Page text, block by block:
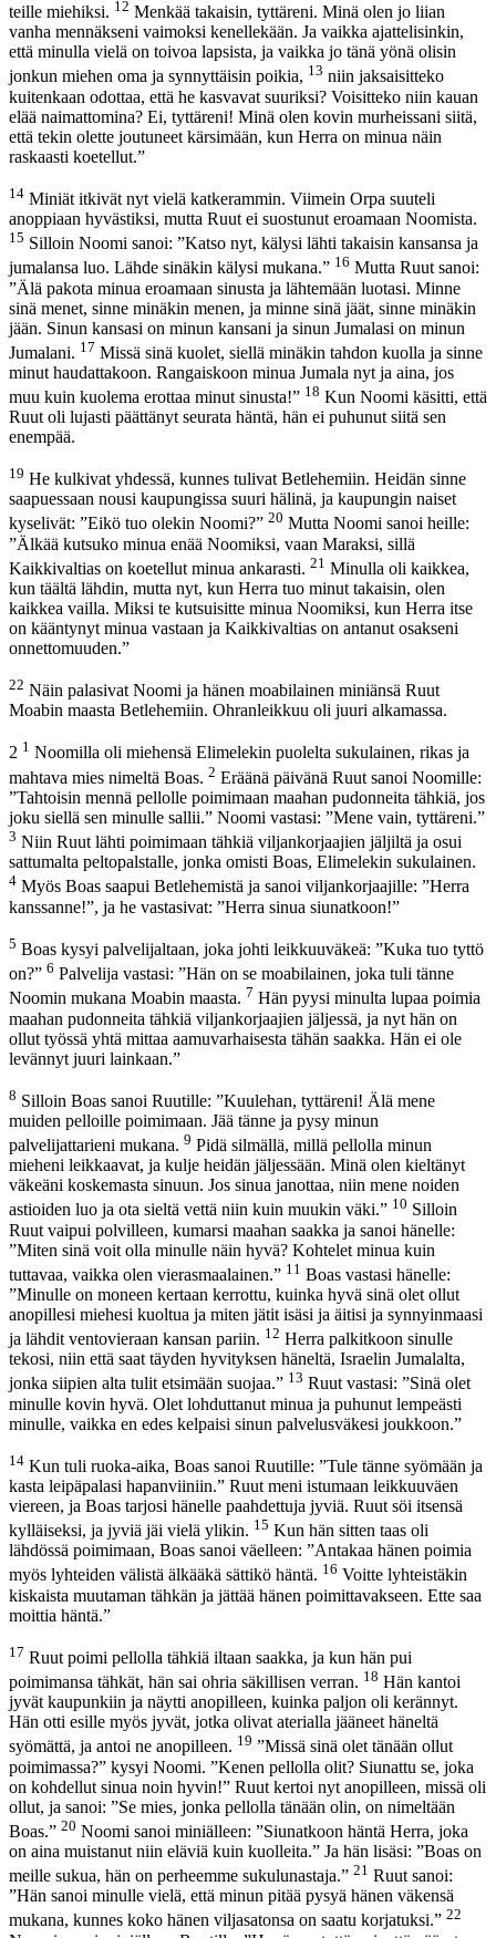
teille miehiksi. 12 Menkää takaisin, tyttäreni. Minä olen jo liian
vanha mennäkseni vaimoksi kenellekään. Ja vaikka ajattelisinkin,
että minulla vielä on toivoa lapsista, ja vaikka jo tänä yönä olisin
jonkun miehen oma ja synnyttäisin poikia, 13 niin jaksaisitteko
kuitenkaan odottaa, että he kasvavat suuriksi? Voisitteko niin kauan
elää naimattomina? Ei, tyttäreni! Minä olen kovin murheissani siitä,
että tekin olette joutuneet kärsimään, kun Herra on minua näin
raskaasti koetellut.”
14 Miniät itkivät nyt vielä katkerammin. Viimein Orpa suuteli
anoppiaan hyvästiksi, mutta Ruut ei suostunut eroamaan Noomista.
15 Silloin Noomi sanoi: ”Katso nyt, kälysi lähti takaisin kansansa ja
jumalansa luo. Lähde sinäkin kälysi mukana.” 16 Mutta Ruut sanoi:
”Älä pakota minua eroamaan sinusta ja lähtemään luotasi. Minne
sinä menet, sinne minäkin menen, ja minne sinä jäät, sinne minäkin
jään. Sinun kansasi on minun kansani ja sinun Jumalasi on minun
Jumalani. 17 Missä sinä kuolet, siellä minäkin tahdon kuolla ja sinne
minut haudattakoon. Rangaiskoon minua Jumala nyt ja aina, jos
muu kuin kuolema erottaa minut sinusta!” 18 Kun Noomi käsitti, että
Ruut oli lujasti päättänyt seurata häntä, hän ei puhunut siitä sen
enempää.
19 He kulkivat yhdessä, kunnes tulivat Betlehemiin. Heidän sinne
saapuessaan nousi kaupungissa suuri hälinä, ja kaupungin naiset
kyselivät: ”Eikö tuo olekin Noomi?” 20 Mutta Noomi sanoi heille:
”Älkää kutsuko minua enää Noomiksi, vaan Maraksi, sillä
Kaikkivaltias on koetellut minua ankarasti. 21 Minulla oli kaikkea,
kun täältä lähdin, mutta nyt, kun Herra tuo minut takaisin, olen
kaikkea vailla. Miksi te kutsuisitte minua Noomiksi, kun Herra itse
on kääntynyt minua vastaan ja Kaikkivaltias on antanut osakseni
onnettomuuden.”
22 Näin palasivat Noomi ja hänen moabilainen miniänsä Ruut
Moabin maasta Betlehemiin. Ohranleikkuu oli juuri alkamassa.
2 1 Noomilla oli miehensä Elimelekin puolelta sukulainen, rikas ja
mahtava mies nimeltä Boas. 2 Eräänä päivänä Ruut sanoi Noomille:
”Tahtoisin mennä pellolle poimimaan maahan pudonneita tähkiä, jos
joku siellä sen minulle sallii.” Noomi vastasi: ”Mene vain, tyttäreni.”
3 Niin Ruut lähti poimimaan tähkiä viljankorjaajien jäljiltä ja osui
sattumalta peltopalstalle, jonka omisti Boas, Elimelekin sukulainen.
4 Myös Boas saapui Betlehemistä ja sanoi viljankorjaajille: ”Herra
kanssanne!”, ja he vastasivat: ”Herra sinua siunatkoon!”
5 Boas kysyi palvelijaltaan, joka johti leikkuuväkeä: ”Kuka tuo tyttö
on?” 6 Palvelija vastasi: ”Hän on se moabilainen, joka tuli tänne
Noomin mukana Moabin maasta. 7 Hän pyysi minulta lupaa poimia
maahan pudonneita tähkiä viljankorjaajien jäljessä, ja nyt hän on
ollut työssä yhtä mittaa aamuvarhaisesta tähän saakka. Hän ei ole
levännyt juuri lainkaan.”
8 Silloin Boas sanoi Ruutille: ”Kuulehan, tyttäreni! Älä mene
muiden pelloille poimimaan. Jää tänne ja pysy minun
palvelijattarieni mukana. 9 Pidä silmällä, millä pellolla minun
mieheni leikkaavat, ja kulje heidän jäljessään. Minä olen kieltänyt
väkeäni koskemasta sinuun. Jos sinua janottaa, niin mene noiden
astioiden luo ja ota sieltä vettä niin kuin muukin väki.” 10 Silloin
Ruut vaipui polvilleen, kumarsi maahan saakka ja sanoi hänelle:
”Miten sinä voit olla minulle näin hyvä? Kohtelet minua kuin
tuttavaa, vaikka olen vierasmaalainen.” 11 Boas vastasi hänelle:
”Minulle on moneen kertaan kerrottu, kuinka hyvä sinä olet ollut
anopillesi miehesi kuoltua ja miten jätit isäsi ja äitisi ja synnyinmaasi
ja lähdit ventovieraan kansan pariin. 12 Herra palkitkoon sinulle
tekosi, niin että saat täyden hyvityksen häneltä, Israelin Jumalalta,
jonka siipien alta tulit etsimään suojaa.” 13 Ruut vastasi: ”Sinä olet
minulle kovin hyvä. Olet lohduttanut minua ja puhunut lempeästi
minulle, vaikka en edes kelpaisi sinun palvelusväkesi joukkoon.”
14 Kun tuli ruoka-aika, Boas sanoi Ruutille: ”Tule tänne syömään ja
kasta leipäpalasi hapanviiniin.” Ruut meni istumaan leikkuuväen
viereen, ja Boas tarjosi hänelle paahdettuja jyviä. Ruut söi itsensä
kylläiseksi, ja jyviä jäi vielä ylikin. 15 Kun hän sitten taas oli
lähdössä poimimaan, Boas sanoi väelleen: ”Antakaa hänen poimia
myös lyhteiden välistä älkääkä sättikö häntä. 16 Voitte lyhteistäkin
kiskaista muutaman tähkän ja jättää hänen poimittavakseen. Ette saa
moittia häntä.”
17 Ruut poimi pellolla tähkiä iltaan saakka, ja kun hän pui
poimimansa tähkät, hän sai ohria säkillisen verran. 18 Hän kantoi
jyvät kaupunkiin ja näytti anopilleen, kuinka paljon oli kerännyt.
Hän otti esille myös jyvät, jotka olivat aterialla jääneet häneltä
syömättä, ja antoi ne anopilleen. 19 ”Missä sinä olet tänään ollut
poimimassa?” kysyi Noomi. ”Kenen pellolla olit? Siunattu se, joka
on kohdellut sinua noin hyvin!” Ruut kertoi nyt anopilleen, missä oli
ollut, ja sanoi: ”Se mies, jonka pellolla tänään olin, on nimeltään
Boas.” 20 Noomi sanoi miniälleen: ”Siunatkoon häntä Herra, joka
on aina muistanut niin eläviä kuin kuolleita.” Ja hän lisäsi: ”Boas on
meille sukua, hän on perheemme sukulunastaja.” 21 Ruut sanoi:
”Hän sanoi minulle vielä, että minun pitää pysyä hänen väkensä
mukana, kunnes koko hänen viljasatonsa on saatu korjatuksi.” 22